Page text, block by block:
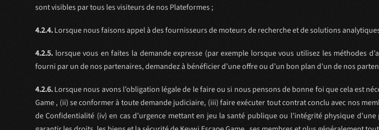
sont visibles par tous les visiteurs de nos Plateformes ;
4.2.4.Lorsque nous faisons appel à des fournisseurs de moteurs de recherche et de solutions
4.2.5. lorsque vous en faites la demande expresse (par exemple lorsque vous utilisez les méthodes
fourni par un de nos partenaires, demandez à bénéficier d’une offre ou d’un bon plan d’un de nos
4.2.6.Lorsque nous avons l’obligation légale de le faire ou si nous pensons de bonne foi que cela est
Game , (ii) se conformer à toute demande judiciaire, (iii) faire exécuter tout contrat conclu avec nos
de Confidentialité (iv) en cas d’urgence mettant en jeu la santé publique ou l’intégrité physique